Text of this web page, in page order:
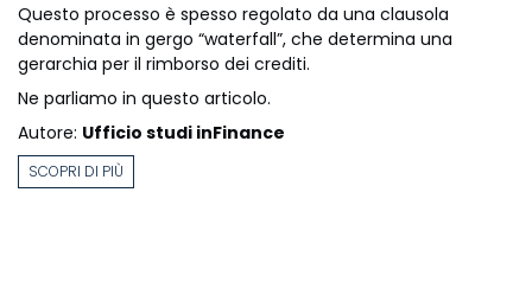
Questo processo è spesso regolato da una clausola
denominata in gergo “waterfall”, che determina una
gerarchia per il rimborso dei crediti.
Ne parliamo in questo articolo.
Autore: Ufficio studi inFinance
SCOPRI DI PIÙ